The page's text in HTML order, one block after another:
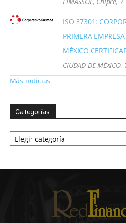
ISO 37301:
PRIMERA
MÉXICO
CIUDAD DE
Más noticias
Categorías
Categorías